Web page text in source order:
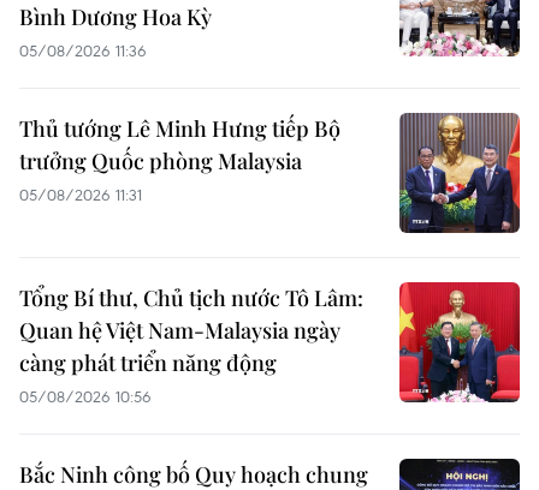
Bình Dương Hoa Kỳ
05/08/2026 11:36
Thủ tướng Lê Minh Hưng tiếp Bộ
trưởng Quốc phòng Malaysia
05/08/2026 11:31
Tổng Bí thư, Chủ tịch nước Tô Lâm:
Quan hệ Việt Nam-Malaysia ngày
càng phát triển năng động
05/08/2026 10:56
Bắc Ninh công bố Quy hoạch chung